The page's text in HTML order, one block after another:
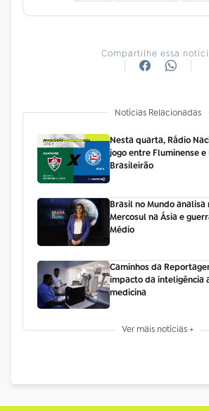
Compartilhe essa
Notícias Relacionadas
Nesta quarta, Rádio
jogo entre Fluminense e
Brasileirão
Brasil no Mundo analisa
Mercosul na Ásia e
Médio
Caminhos da
impacto da inteligência
medicina
Ver mais notícias +